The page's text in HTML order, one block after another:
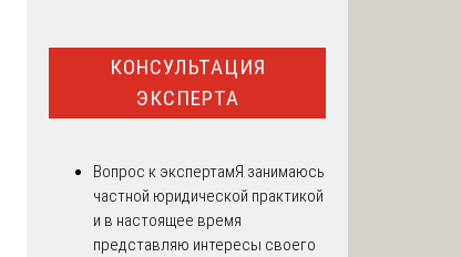
КОНСУЛЬТАЦИЯ
ЭКСПЕРТА
Вопрос к экспертамЯ занимаюсь
частной юридической практикой
и в настоящее время
представляю интересы своего